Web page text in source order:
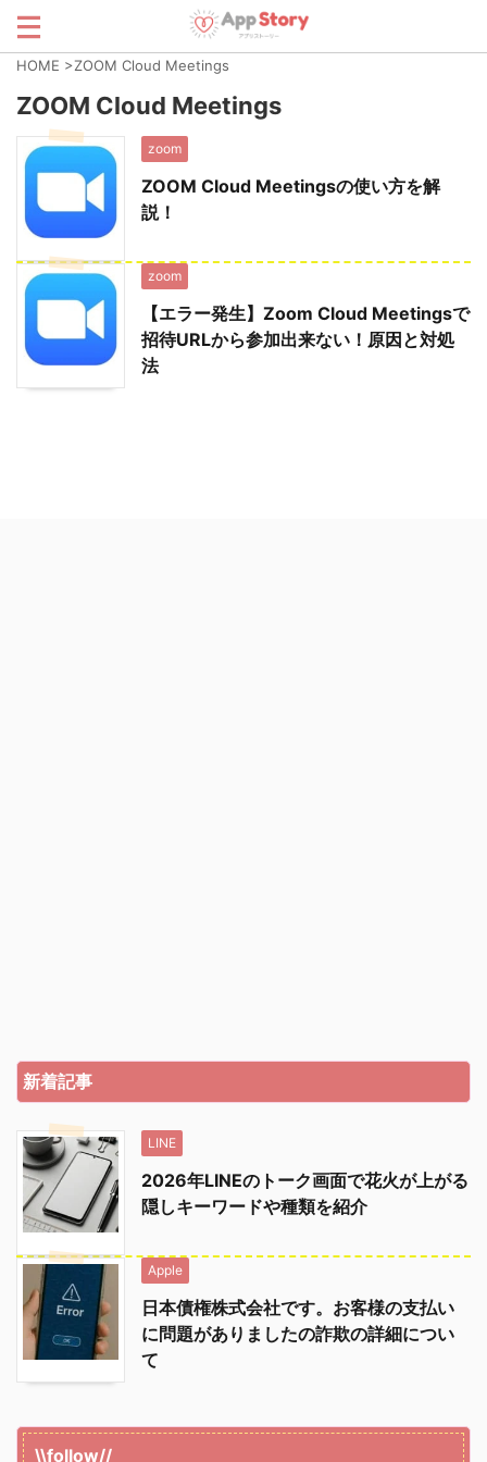
HOME >ZOOM Cloud Meetings
ZOOM Cloud Meetings
zoom
ZOOM Cloud Meetingsの使い方を解
説！
zoom
【エラー発生】Zoom Cloud Meetingsで
招待URLから参加出来ない！原因と対処
法
新着記事
LINE
2026年LINEのトーク画面で花火が上がる
隠しキーワードや種類を紹介
Apple
日本債権株式会社です。お客様の支払い
に問題がありましたの詐欺の詳細につい
て
\\follow//